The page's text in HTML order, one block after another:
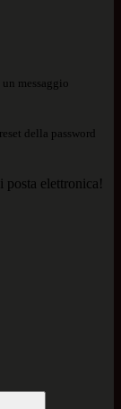
messaggio
della password
posta elettronica!